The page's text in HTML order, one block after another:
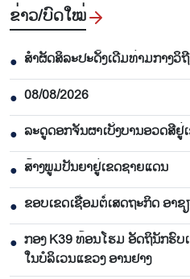
ຂ່າວ/ບົດ​ໃໝ່
● ສຳຜັດສິລະປະດັ້ງເດີມທ່າມກາງວິ
● 08/08/2026
● ລະດູດອກຈັນຜາເບັ່ງບານອວດສີຢູ່
● ສ້າງພູມປັນຍາຢູ່ເຂດຊາຍແດນ
● ຂອບເຂດເຊື່ອມຕໍ່ເສດຖະກິດ ອາ
● ກອງ K39 ທ້ອນໂຮມ ອັດຖິນັກຮົບ
ໃນບໍລິເວນແຂວງ ອານຢາງ